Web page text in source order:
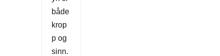
både
krop
p og
sinn.